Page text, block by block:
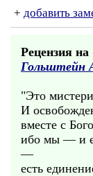
+ добавить
Рецензия на
Гольштейн
"Это
И
вместе с
ибо мы — и
—
есть